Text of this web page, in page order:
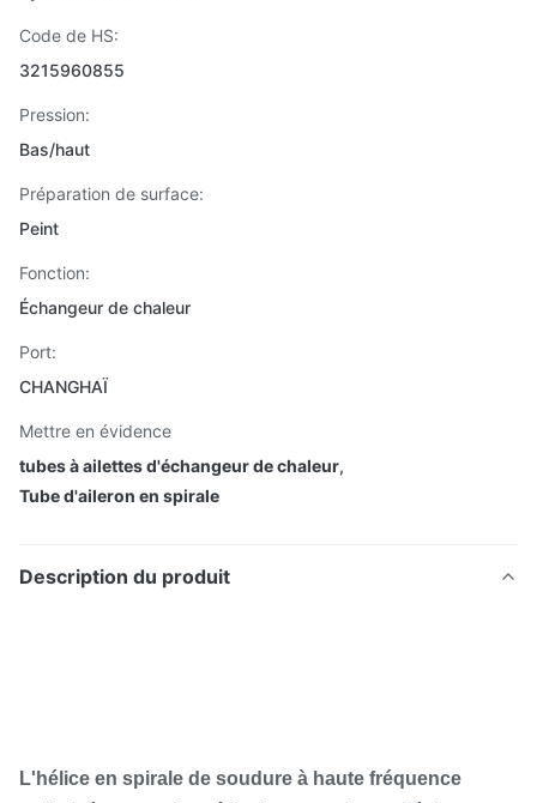
Code de HS:
3215960855
Pression:
Bas/haut
Préparation de surface:
Peint
Fonction:
Échangeur de chaleur
Port:
CHANGHAÏ
Mettre en évidence
tubes à ailettes d'échangeur de chaleur,
Tube d'aileron en spirale
Description du produit
L'hélice en spirale de soudure à haute fréquence